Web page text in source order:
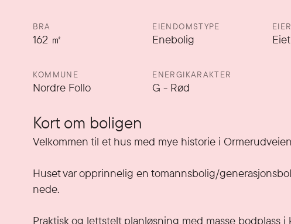
BRA
162 ㎡
EIENDOMSTYPE
Enebolig Eiet
KOMMUNE
Nordre Follo
ENERGIKARAKTER
G - Rød
Kort om boligen
Velkommen til et hus med mye historie i
Huset var opprinnelig en tomannsbolig/
nede.
Praktisk og lettstelt planløsning med masse bodplass i